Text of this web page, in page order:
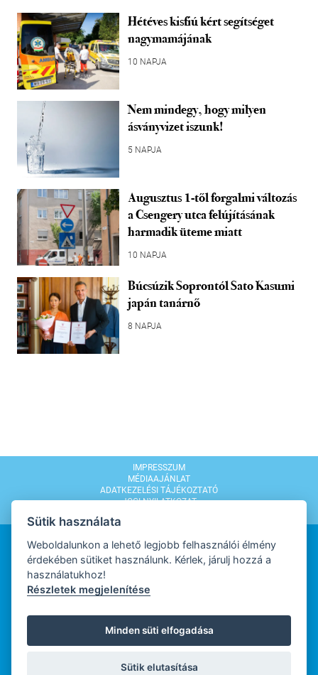
Hétéves kisfiú kért segítséget
nagymamájának
10 NAPJA
Nem mindegy, hogy milyen
ásványvizet iszunk!
5 NAPJA
Augusztus 1-től forgalmi változás
a Csengery utca felújításának
harmadik üteme miatt
10 NAPJA
Búcsúzik Soprontól Sato Kasumi
japán tanárnő
8 NAPJA
IMPRESSZUM
MÉDIAAJÁNLAT
ADATKEZELÉSI TÁJÉKOZTATÓ
JOGI NYILATKOZAT
WEBDESIGN
WEBFEJLESZTŐ
Sütik használata
Weboldalunkon a lehető legjobb felhasználói élmény
érdekében sütiket használunk. Kérlek, járulj hozzá a
használatukhoz!
Részletek megjelenítése
Minden süti elfogadása
Sütik elutasítása